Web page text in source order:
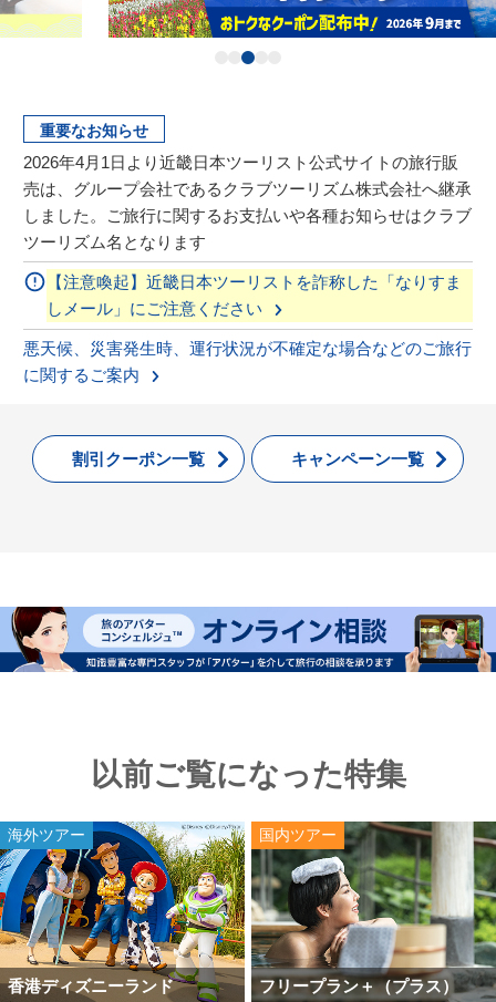
重要なお知らせ
2026年4月1日より近畿日本ツーリスト公式サイトの旅行販
売は、グループ会社であるクラブツーリズム株式会社へ継承
しました。ご旅行に関するお支払いや各種お知らせはクラブ
ツーリズム名となります
【注意喚起】近畿日本ツーリストを詐称した「なりすま
しメール」にご注意ください
悪天候、災害発生時、運行状況が不確定な場合などのご旅行
に関するご案内
割引クーポン一覧 キャンペーン一覧
以前ご覧になった特集
海外ツアー
香港ディズニーランド
国内ツアー
フリープラン＋（プラス）